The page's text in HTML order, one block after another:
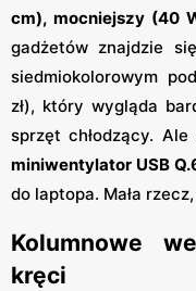
cm), mocniejszy (40
gadżetów znajdzie
siedmiokolorowym
zł), który wygląda
sprzęt chłodzący.
miniwentylator USB
do laptopa. Mała
Kolumnowe
kręci